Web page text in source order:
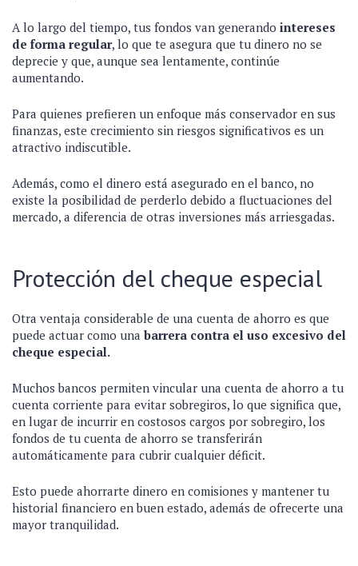
A lo largo del tiempo, tus fondos van generando intereses
de forma regular, lo que te asegura que tu dinero no se
deprecie y que, aunque sea lentamente, continúe
aumentando.
Para quienes prefieren un enfoque más conservador en sus
finanzas, este crecimiento sin riesgos significativos es un
atractivo indiscutible.
Además, como el dinero está asegurado en el banco, no
existe la posibilidad de perderlo debido a fluctuaciones del
mercado, a diferencia de otras inversiones más arriesgadas.
Protección del cheque especial
Otra ventaja considerable de una cuenta de ahorro es que
puede actuar como una barrera contra el uso excesivo del
cheque especial.
Muchos bancos permiten vincular una cuenta de ahorro a tu
cuenta corriente para evitar sobregiros, lo que significa que,
en lugar de incurrir en costosos cargos por sobregiro, los
fondos de tu cuenta de ahorro se transferirán
automáticamente para cubrir cualquier déficit.
Esto puede ahorrarte dinero en comisiones y mantener tu
historial financiero en buen estado, además de ofrecerte una
mayor tranquilidad.